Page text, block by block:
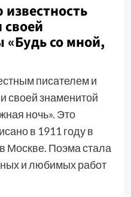
со мной,
писателем и
своей знаменитой
ночь». Это
в 1911 году в
Москве. Поэма стала
и любимых работ